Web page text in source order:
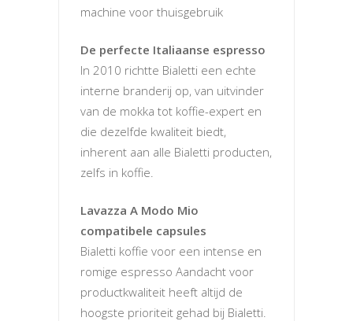
machine voor thuisgebruik
De perfecte Italiaanse espresso
In 2010 richtte Bialetti een echte
interne branderij op, van uitvinder
van de mokka tot koffie-expert en
die dezelfde kwaliteit biedt,
inherent aan alle Bialetti producten,
zelfs in koffie.
Lavazza A Modo Mio
compatibele capsules
Bialetti koffie voor een intense en
romige espresso Aandacht voor
productkwaliteit heeft altijd de
hoogste prioriteit gehad bij Bialetti.